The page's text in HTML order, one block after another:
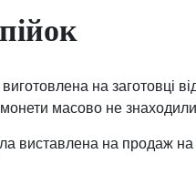
на заготовці
масово не
виставлена на продаж на